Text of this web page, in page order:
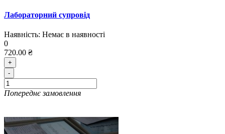
Лабораторний супровід
Наявність: Немає в наявності
0
720.00 ₴
+
-
Попереднє замовлення